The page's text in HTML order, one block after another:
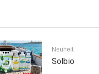
Neuheit
Solbio